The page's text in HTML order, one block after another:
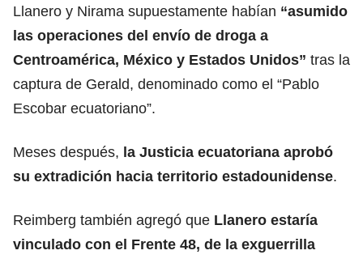
Llanero y Nirama supuestamente habían “asumido
las operaciones del envío de droga a
Centroamérica, México y Estados Unidos” tras la
captura de Gerald, denominado como el “Pablo
Escobar ecuatoriano”.
Meses después, la Justicia ecuatoriana aprobó
su extradición hacia territorio estadounidense.
Reimberg también agregó que Llanero estaría
vinculado con el Frente 48, de la exguerrilla